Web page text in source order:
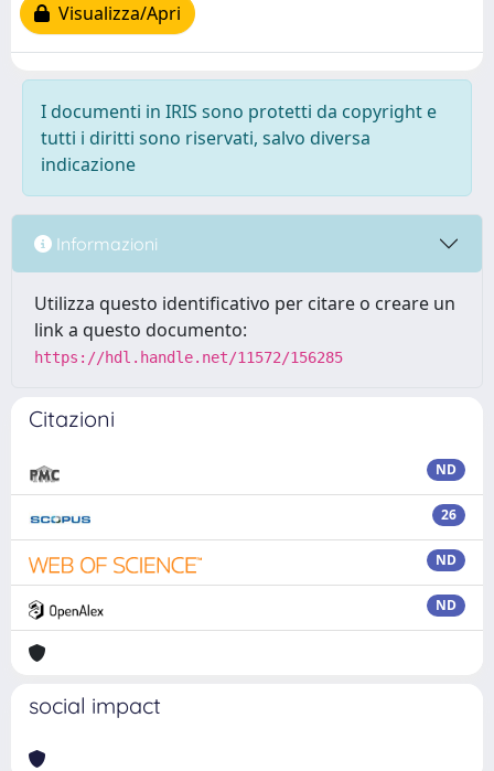
Visualizza/Apri
I documenti in IRIS sono protetti da copyright e
tutti i diritti sono riservati, salvo diversa
indicazione
Informazioni
Utilizza questo identificativo per citare o creare un
link a questo documento:
https://hdl.handle.net/11572/156285
Citazioni
ND
26
ND
ND
social impact